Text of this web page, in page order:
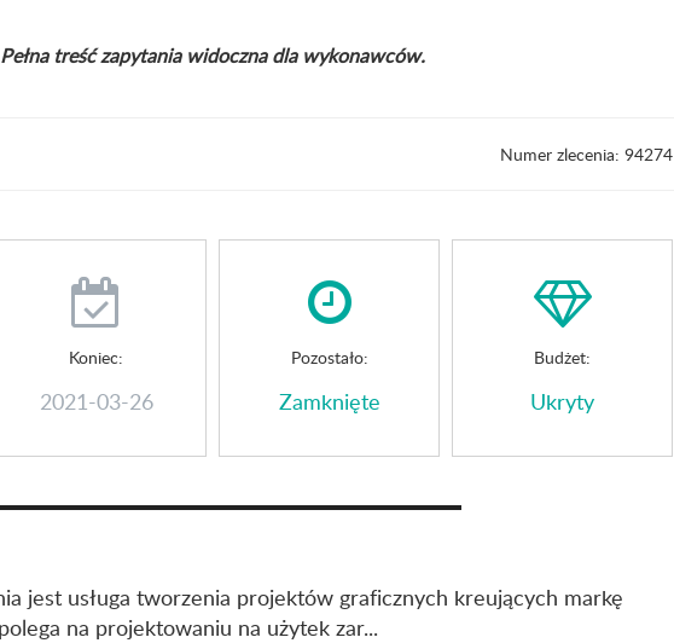
Pełna treść zapytania widoczna dla wykonawców.
Numer zlecenia: 94274
Koniec:
2021-03-26
Pozostało:
Zamknięte
Budżet:
Ukryty
jest usługa tworzenia projektów graficznych kreujących markę
na projektowaniu na użytek zar...